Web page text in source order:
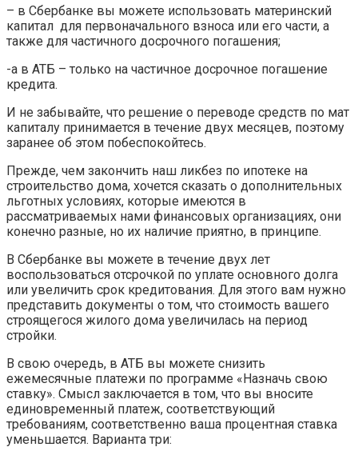
– в Сбербанке вы можете использовать материнский
капитал для первоначального взноса или его части, а
также для частичного досрочного погашения;
-а в АТБ – только на частичное досрочное погашение
кредита.
И не забывайте, что решение о переводе средств по мат
капиталу принимается в течение двух месяцев, поэтому
заранее об этом побеспокойтесь.
Прежде, чем закончить наш ликбез по ипотеке на
строительство дома, хочется сказать о дополнительных
льготных условиях, которые имеются в
рассматриваемых нами финансовых организациях, они
конечно разные, но их наличие приятно, в принципе.
В Сбербанке вы можете в течение двух лет
воспользоваться отсрочкой по уплате основного долга
или увеличить срок кредитования. Для этого вам нужно
представить документы о том, что стоимость вашего
строящегося жилого дома увеличилась на период
стройки.
В свою очередь, в АТБ вы можете снизить
ежемесячные платежи по программе «Назначь свою
ставку». Смысл заключается в том, что вы вносите
единовременный платеж, соответствующий
требованиям, соответственно ваша процентная ставка
уменьшается. Варианта три: